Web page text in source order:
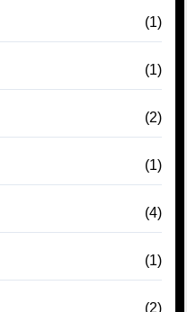
(1)
(1)
(2)
(1)
(4)
(1)
(2)